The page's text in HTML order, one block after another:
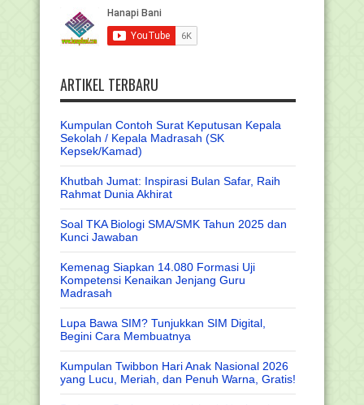
ARTIKEL TERBARU
Kumpulan Contoh Surat Keputusan Kepala
Sekolah / Kepala Madrasah (SK
Kepsek/Kamad)
Khutbah Jumat: Inspirasi Bulan Safar, Raih
Rahmat Dunia Akhirat
Soal TKA Biologi SMA/SMK Tahun 2025 dan
Kunci Jawaban
Kemenag Siapkan 14.080 Formasi Uji
Kompetensi Kenaikan Jenjang Guru
Madrasah
Lupa Bawa SIM? Tunjukkan SIM Digital,
Begini Cara Membuatnya
Kumpulan Twibbon Hari Anak Nasional 2026
yang Lucu, Meriah, dan Penuh Warna, Gratis!